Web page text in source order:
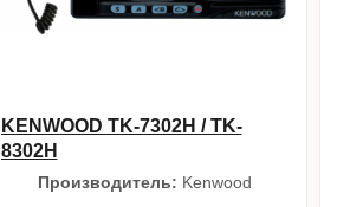
KENWOOD TK-7302H / TK-
8302H
Производитель: Kenwood